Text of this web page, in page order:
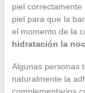
piel
piel para que la
el momento de la
hidratación la
Algunas personas
naturalmente la